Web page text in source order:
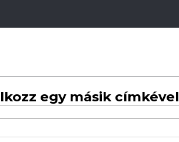
egy másik címkével